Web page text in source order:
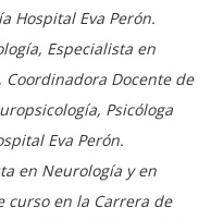
Hospital Eva Perón.
Especialista en
Docente de
Psicóloga
Eva Perón.
en Neurología y en
curso en la Carrera de